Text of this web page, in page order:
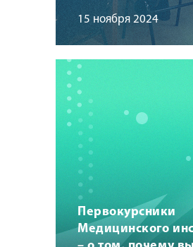
15 ноября 2024
Первокурсники
Медицинского